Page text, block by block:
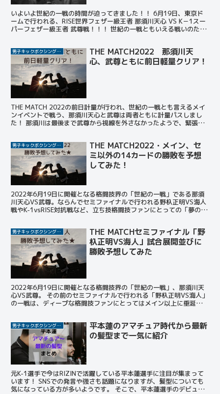
いよいよ世紀の一戦の時間が迫ってきました！！ 6月19日、東京ド
ームで行われる、RISE世界フェザー級王者 那須川天心 VS K－1スー
パーフェザー級王者 武尊戦！！！ 世紀の一戦ともいえる戦いのため
男子キックボクシング選手
THE MATCH2022 那須川天
心、武尊ともに前日軽量クリア！
THE MATCH 2022の前日計量が行われ、世紀の一戦とも言えるメイ
ンイベントで戦う、那須川天心と武尊は両者ともに計量パスしまし
た！ 那須川は最後まで武尊から視線を外さなかったようで、緊張の
男子キックボクシング選手
THE MATCH2022・メイン、セ
ミ以外の14カードの勝敗を予想
してみた！
2022年6月19日に開催となる格闘技界の「世紀の一戦」である那須
川天心VS武尊。ならんでセミファイナルで行われる野杁正明VS海人
戦やK-1vsRISE対抗戦など、立ち技格闘技ファンにとっての「夢のカ
男子キックボクシング選手
THE MATCHセミファイナル「野
杁正明VS海人」試合展開並びに
勝敗予想してみた
2022年6月19日に開催となる格闘技界の「世紀の一戦」、那須川天
心VS武尊。 その前のセミファイナルで行われる「野杁正明VS海人」
の一戦は、ディープな格闘技ファンにとってはメイン以上に垂涎の
男子キックボクシング選手
平本蓮のアマチュア時代から最新
の髪型まで一気に紹介
元K-1選手で今はRIZINで活躍している平本蓮選手に注目が集まって
います！ SNSでの発言や強さも話題になりますが、髪型についても
気になっている方が多いようです。 そこで、平本蓮選手のデビュー